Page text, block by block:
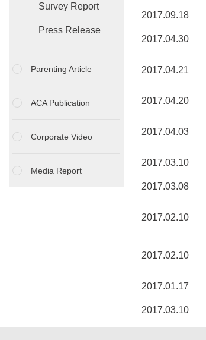
Survey Report
Press Release
Parenting Article
ACA Publication
Corporate Video
Media Report
2017.09.18
2017.04.30
2017.04.21
2017.04.20
2017.04.03
2017.03.10
2017.03.08
2017.02.10
2017.02.10
2017.01.17
2017.03.10